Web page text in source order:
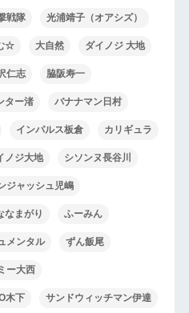
戦隊 光浦靖子（オアシズ）
☆ 大自然 ダイノジ 大地
仁志 脇阪寿一
ター渚 バナナマン日村
インパルス板倉 カリギュラ
ノジ大地 シソンヌ長谷川
ジャッシュ児嶋
なまがり ふーみん
メンタル ずん飯尾
ー大西
木下 サンドウィッチマン伊達